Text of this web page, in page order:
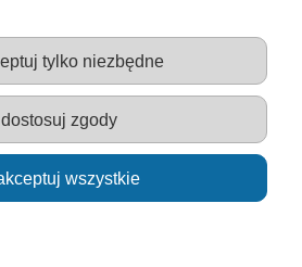
o sklepie
Łódź :: Hurownia zabawek :: Zabawki
:: Zabawki :: samochody Welly
dla dzieci :: Lalki :: Klocki :: Artykuły
szkolne ::
tylko niezbędne
dostosuj zgody
wszystkie